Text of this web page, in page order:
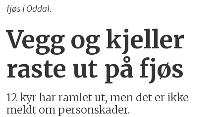
fjøs i Oddal.
Vegg og kjeller
raste ut på fjøs
12 kyr har ramlet ut, men det er ikke
meldt om personskader.